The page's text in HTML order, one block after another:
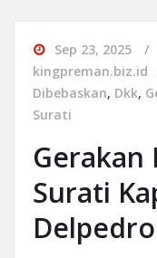
Sep 23, 2025
kingpreman.biz.id
Dibebaskan, Dkk,
Surati
Gerakan
Surati